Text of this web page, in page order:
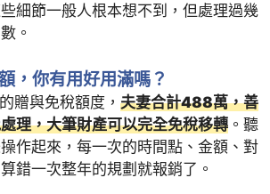
細節一般人根本想不到，但處理過幾
。
，你有用好用滿嗎？
贈與免稅額度， 夫妻合計488萬，善
理，大筆財產可以完全免稅移轉 。聽
作起來，每一次的時間點、金額、對
錯一次整年的規劃就報銷了。